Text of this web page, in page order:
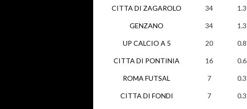
CITTA DI ZAGAROLO
GENZANO
UP CALCIO A 5
CITTA DI PONTINIA
ROMA FUTSAL
CITTA DI FONDI
34 1.3
34 1.3
20 0.8
16 0.6
7 0.3
7 0.3